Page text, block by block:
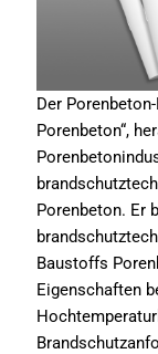
Der
Porenbeton“,
Porenbeton. Er
Baustoffs
Eigenschaften